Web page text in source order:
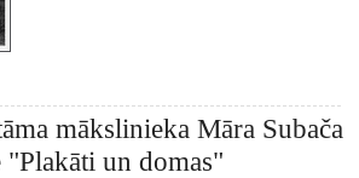
mākslinieka Māra Subača
"Plakāti un domas"